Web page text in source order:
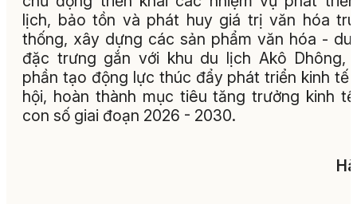
lịch, bảo tồn và phát huy giá trị văn hóa
thống, xây dựng các sản phẩm văn hóa - du
đặc trưng gắn với khu du lịch Akô Dhông,
phần tạo động lực thúc đẩy phát triển kinh tế
hội, hoàn thành mục tiêu tăng trưởng kinh
con số giai đoạn 2026 - 2030.